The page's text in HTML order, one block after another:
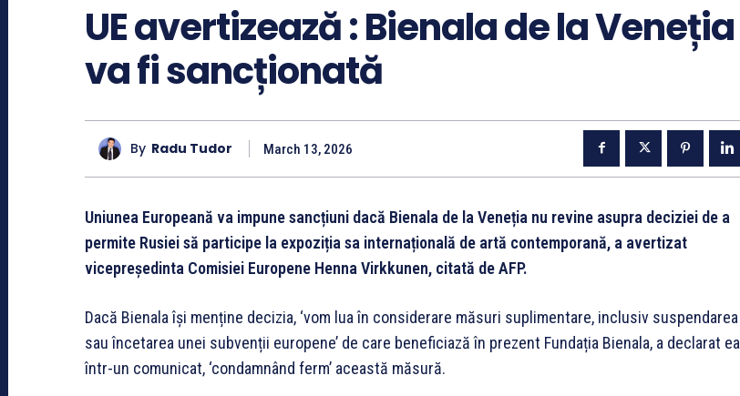
UE avertizează : Bienala de la Veneția
va fi sancționată
By Radu Tudor March 13, 2026
Uniunea Europeană va impune sancțiuni dacă Bienala de la Veneția nu revine asupra deciziei de a
permite Rusiei să participe la expoziția sa internațională de artă contemporană, a avertizat
vicepreședinta Comisiei Europene Henna Virkkunen, citată de AFP.
Dacă Bienala își menține decizia, ‘vom lua în considerare măsuri suplimentare, inclusiv suspendarea
sau încetarea unei subvenții europene’ de care beneficiază în prezent Fundația Bienala, a declarat ea
într-un comunicat, ‘condamnând ferm’ această măsură.